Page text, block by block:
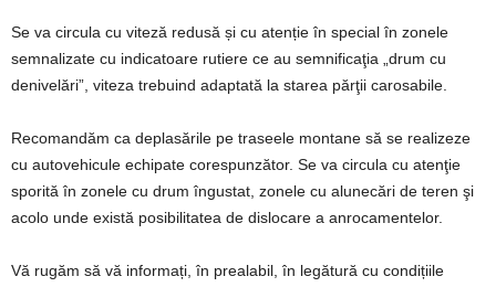
Se va circula cu viteză redusă și cu atenție în special în zonele
semnalizate cu indicatoare rutiere ce au semnificaţia „drum cu
denivelări”, viteza trebuind adaptată la starea părţii carosabile.
Recomandăm ca deplasările pe traseele montane să se realizeze
cu autovehicule echipate corespunzător. Se va circula cu atenţie
sporită în zonele cu drum îngustat, zonele cu alunecări de teren şi
acolo unde există posibilitatea de dislocare a anrocamentelor.
Vă rugăm să vă informați, în prealabil, în legătură cu condițiile